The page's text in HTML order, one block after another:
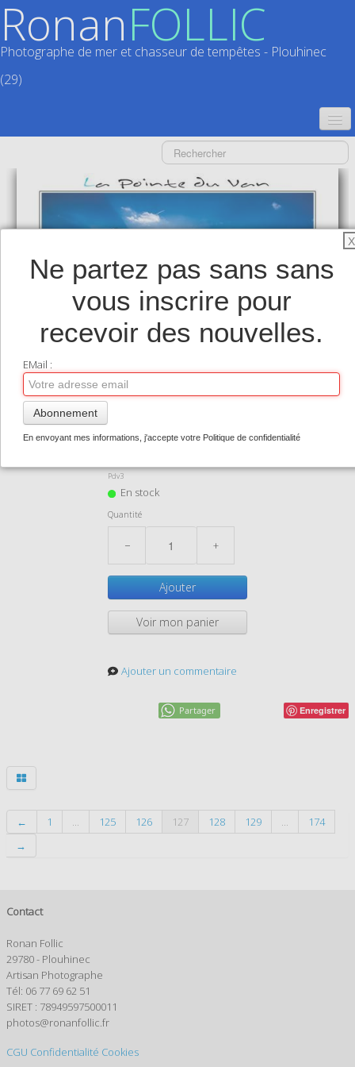
RonanFOLLIC
Photographe de mer et chasseur de tempêtes - Plouhinec
(29)
CATALOGUES
LIVRES▼
TIRAGES SUPPORTS HAUT DE GAMME
CONTACT
0 pdv03
Pdv3
En stock
Quantité
− +
Ajouter
Voir mon panier
Ajouter un commentaire
Enregistrer
Partager
← 1 ... 125 126 127 128 129 ...
174
→
Contact
Ronan Follic
29780 - Plouhinec
Artisan Photographe
Tél: 06 77 69 62 51
SIRET : 78949597500011
photos@ronanfollic.fr
CGU Confidentialité Cookies
X
Ne partez pas sans sans
vous inscrire pour
recevoir des nouvelles.
EMail :
Abonnement
En envoyant mes informations, j'accepte votre Politique de confidentialité